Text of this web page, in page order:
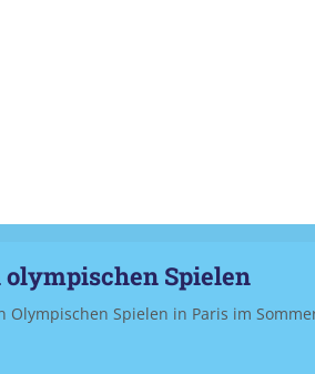
Spielen
Spielen in Paris im